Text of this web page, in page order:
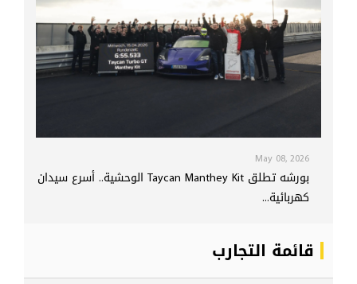
May 08, 2026
بورشه تطلق Taycan Manthey Kit الوحشية.. أسرع سيدان
كهربائية...
قائمة التجارب